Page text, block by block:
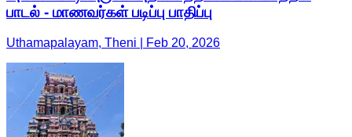
பாடல் - மாணவர்கள் படிப்பு பாதிப்பு
Uthamapalayam, Theni | Feb 20, 2026